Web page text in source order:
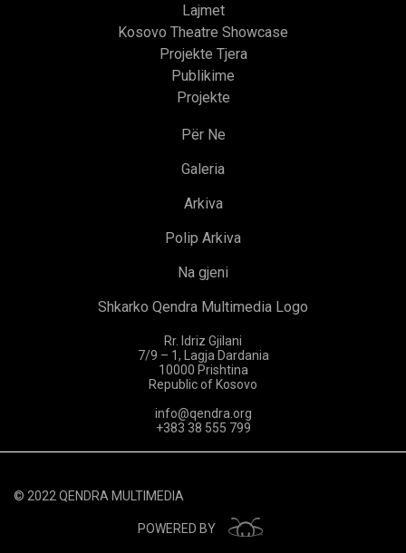
Lajmet
Kosovo Theatre Showcase
Projekte Tjera
Publikime
Projekte
Për Ne
Galeria
Arkiva
Polip Arkiva
Na gjeni
Shkarko Qendra Multimedia Logo
Rr. Idriz Gjilani
7/9 – 1, Lagja Dardania
10000 Prishtina
Republic of Kosovo
info@qendra.org
+383 38 555 799
© 2022 QENDRA MULTIMEDIA
POWERED BY